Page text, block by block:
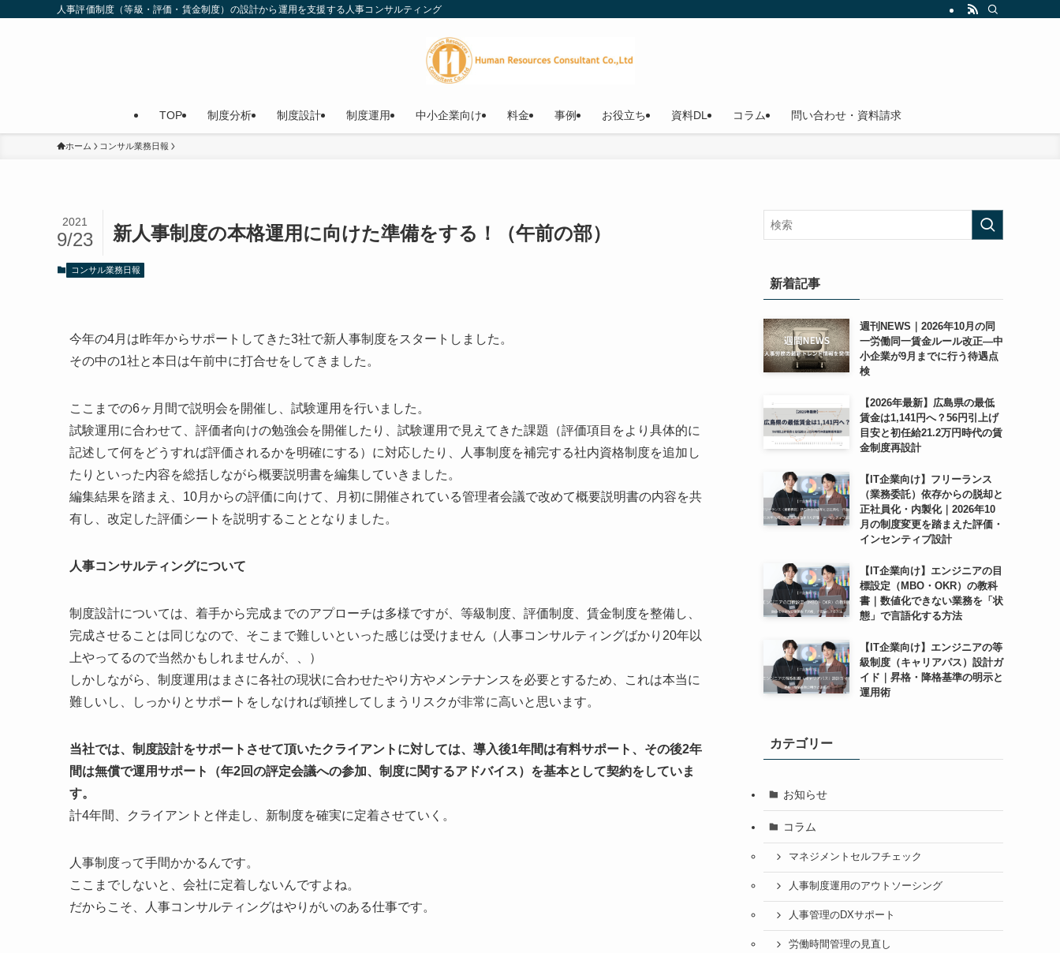
人事評価制度（等級・評価・賃金制度）の設計から運用を支援する人事コンサルティング
TOP 制度分析 制度設計 制度運用 中小企業向け 料金 事例 お役立ち 資料DL コラム 問い合わせ・資料請求
ホーム コンサル業務日報
新人事制度の本格運用に向けた準備をする！（午前の部）
2021
9/23
コンサル業務日報
今年の4月は昨年からサポートしてきた3社で新人事制度をスタートしました。
その中の1社と本日は午前中に打合せをしてきました。
ここまでの6ヶ月間で説明会を開催し、試験運用を行いました。
試験運用に合わせて、評価者向けの勉強会を開催したり、試験運用で見えてきた課題（評価項目をより具体的に
記述して何をどうすれば評価されるかを明確にする）に対応したり、人事制度を補完する社内資格制度を追加し
たりといった内容を総括しながら概要説明書を編集していきました。
編集結果を踏まえ、10月からの評価に向けて、月初に開催されている管理者会議で改めて概要説明書の内容を共
有し、改定した評価シートを説明することとなりました。
人事コンサルティングについて
制度設計については、着手から完成までのアプローチは多様ですが、等級制度、評価制度、賃金制度を整備し、
完成させることは同じなので、そこまで難しいといった感じは受けません（人事コンサルティングばかり20年以
上やってるので当然かもしれませんが、、）
しかしながら、制度運用はまさに各社の現状に合わせたやり方やメンテナンスを必要とするため、これは本当に
難しいし、しっかりとサポートをしなければ頓挫してしまうリスクが非常に高いと思います。
当社では、制度設計をサポートさせて頂いたクライアントに対しては、導入後1年間は有料サポート、その後2年
間は無償で運用サポート（年2回の評定会議への参加、制度に関するアドバイス）を基本として契約をしていま
す。
計4年間、クライアントと伴走し、新制度を確実に定着させていく。
人事制度って手間かかるんです。
ここまでしないと、会社に定着しないんですよね。
だからこそ、人事コンサルティングはやりがいのある仕事です。
新着記事
週刊NEWS｜2026年10月の同
一労働同一賃金ルール改正―中
小企業が9月までに行う待遇点
検
【2026年最新】広島県の最低
賃金は1,141円へ？56円引上げ
目安と初任給21.2万円時代の賃
金制度再設計
【IT企業向け】フリーランス
（業務委託）依存からの脱却と
正社員化・内製化｜2026年10
月の制度変更を踏まえた評価・
インセンティブ設計
【IT企業向け】エンジニアの目
標設定（MBO・OKR）の教科
書｜数値化できない業務を「状
態」で言語化する方法
【IT企業向け】エンジニアの等
級制度（キャリアパス）設計ガ
イド｜昇格・降格基準の明示と
運用術
カテゴリー
お知らせ
コラム
マネジメントセルフチェック
人事制度運用のアウトソーシング
人事管理のDXサポート
労働時間管理の見直し